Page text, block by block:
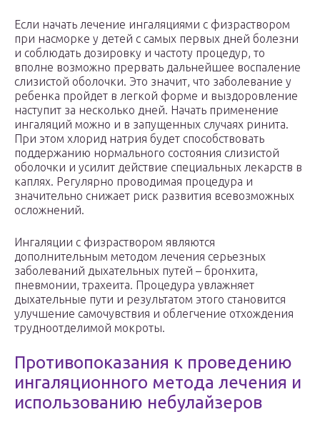
Если начать лечение ингаляциями с физраствором
при насморке у детей с самых первых дней болезни
и соблюдать дозировку и частоту процедур, то
вполне возможно прервать дальнейшее воспаление
слизистой оболочки. Это значит, что заболевание у
ребенка пройдет в легкой форме и выздоровление
наступит за несколько дней. Начать применение
ингаляций можно и в запущенных случаях ринита.
При этом хлорид натрия будет способствовать
поддержанию нормального состояния слизистой
оболочки и усилит действие специальных лекарств в
каплях. Регулярно проводимая процедура и
значительно снижает риск развития всевозможных
осложнений.
Ингаляции с физраствором являются
дополнительным методом лечения серьезных
заболеваний дыхательных путей – бронхита,
пневмонии, трахеита. Процедура увлажняет
дыхательные пути и результатом этого становится
улучшение самочувствия и облегчение отхождения
трудноотделимой мокроты.
Противопоказания к проведению
ингаляционного метода лечения и
использованию небулайзеров